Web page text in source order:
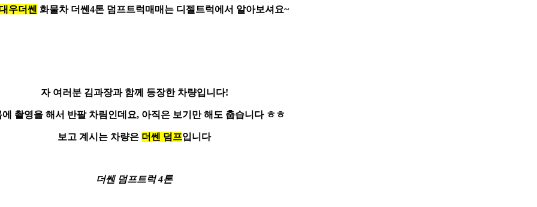
우더쎈 화물차 더쎈4톤 덤프트럭매매는 디젤트럭에서 알아보셔요~
자 여러분 김과장과 함께 등장한 차량입니다!
에 촬영을 해서 반팔 차림인데요, 아직은 보기만 해도 춥습니다 ㅎㅎ
보고 계시는 차량은 더쎈 덤프입니다
더쎈 덤프트럭 4톤